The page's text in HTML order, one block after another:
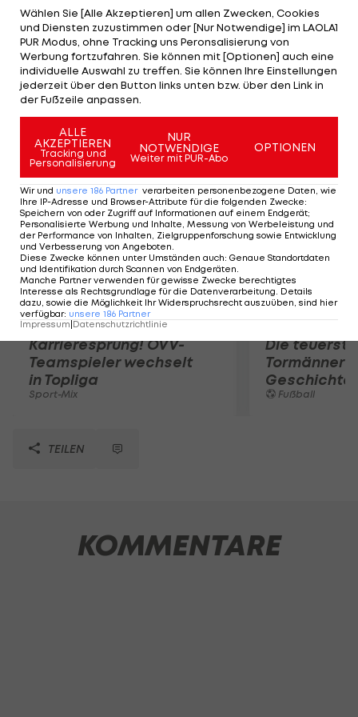
lassen und soll bis zu Beginn des Trainingscamps
im September wieder voll einsatzfähig sein. Irving
war im Vorjahr mit durchschnittlich 18,5 Punkten
der Cavaliers-Topscorer und wurde sogar zum
"Rookie of the Year" gewählt. Verletzungsbedingt
versäumte er 14 Spiele.
Mehr zum Thema
Karrieresprung! ÖVV-
Teamspieler wechselt
in Topliga
Sport-Mix
Die
Tormänner
Geschichte
Fußball
TEILEN
KOMMENTARE
Wählen Sie [Alle Akzeptieren] um allen Zwecken, Cookies
und Diensten zuzustimmen oder [Nur Notwendige] im LAOLA1
PUR Modus, ohne Tracking uns Peronsalisierung von
Werbung fortzufahren. Sie können mit [Optionen] auch eine
individuelle Auswahl zu treffen. Sie können Ihre Einstellungen
jederzeit über den Button links unten bzw. über den Link in
der Fußzeile anpassen.
ALLE
AKZEPTIEREN
Tracking und
Personalisierung
NUR
NOTWENDIGE
Weiter mit PUR-Abo
OPTIONEN
Wir und unsere 186 Partner verarbeiten personenbezogene Daten, wie
Ihre IP-Adresse und Browser-Attribute für die folgenden Zwecke:
Speichern von oder Zugriff auf Informationen auf einem Endgerät;
Personalisierte Werbung und Inhalte, Messung von Werbeleistung und
der Performance von Inhalten, Zielgruppenforschung sowie Entwicklung
und Verbesserung von Angeboten.
Diese Zwecke können unter Umständen auch: Genaue Standortdaten
und Identifikation durch Scannen von Endgeräten.
Manche Partner verwenden für gewisse Zwecke berechtigtes
Interesse als Rechtsgrundlage für die Datenverarbeitung. Details
dazu, sowie die Möglichkeit Ihr Widerspruchsrecht auszuüben, sind hier
verfügbar: unsere 186 Partner
Impressum Datenschutzrichtlinie